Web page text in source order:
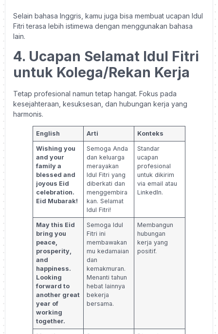
Selain bahasa Inggris, kamu juga bisa membuat ucapan Idul
Fitri terasa lebih istimewa dengan menggunakan bahasa
lain.
4. Ucapan Selamat Idul Fitri
untuk Kolega/Rekan Kerja
Tetap profesional namun tetap hangat. Fokus pada
kesejahteraan, kesuksesan, dan hubungan kerja yang
harmonis.
English Arti Konteks
Wishing you
and your
family a
blessed and
joyous Eid
celebration.
Eid Mubarak!
Semoga Anda
dan keluarga
merayakan
Idul Fitri yang
diberkati dan
menggembira
kan. Selamat
Idul Fitri!
Standar
ucapan
profesional
untuk dikirim
via email atau
LinkedIn.
May this Eid
bring you
peace,
prosperity,
and
happiness.
Looking
forward to
another great
year of
working
together.
Semoga Idul
Fitri ini
membawakan
mu kedamaian
dan
kemakmuran.
Menanti tahun
hebat lainnya
bekerja
bersama.
Membangun
hubungan
kerja yang
positif.